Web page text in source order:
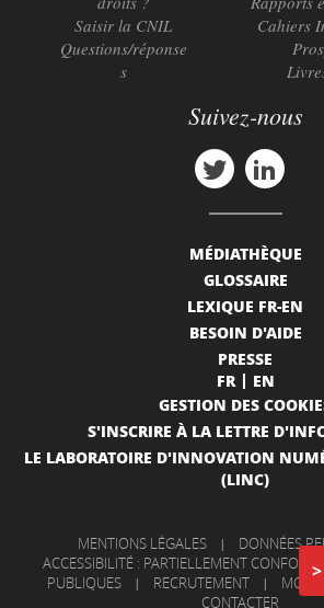
Saisir la CNIL
Questions/réponse
s
Cahiers
Suivez-nous
MÉDIATHÈQUE
GLOSSAIRE
LEXIQUE FR-EN
BESOIN D'AIDE
PRESSE
FR
EN
GESTION DES
S'INSCRIRE À LA LETTRE
LE LABORATOIRE D'INNOVATION
(LINC)
MENTIONS LÉGALES | DONNÉES
ACCESSIBILITÉ : PARTIELLEMENT CONFORME
PUBLIQUES
| RECRUTEMENT | MON
CONTACTER